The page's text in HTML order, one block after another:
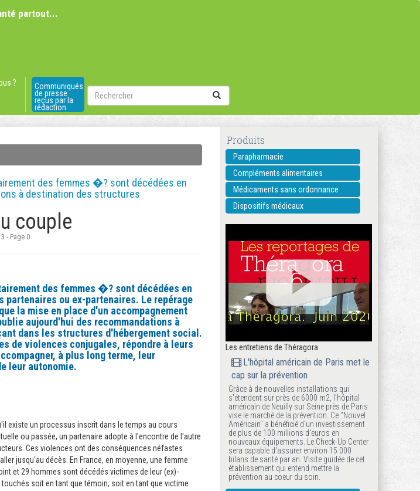
partout...
?
Communiqués
de presse
reçus par la
rédaction
Rechercher
des femmes �? sont décédées en
à destination des structures
couple
- Page 0
des femmes �? sont décédées en
ou ex-partenaires. Le repérage
la mise en place d'un accompagnement
aujourd'hui des recommandations à
dans les structures d'hébergement social.
de violences conjugales, répondre à leurs
à plus long terme, leur
leur autonomie.
existe un processus inscrit dans le temps au cours
ou passée, un partenaire adopte à l'encontre de l'autre
Ces violences ont des conséquences néfastes
jusqu'au décès. En France, en moyenne, une femme
et 29 hommes sont décédés victimes de leur (ex)-
soit en tant que témoin, soit en tant que victime
Produits
Parapharmacie
Compléments alimentaires
Médicaments sans ordonnance
Dispositifs médicaux
Les entretiens de Théragora
L'hôpital américain de Paris met le
cap sur la prévention
Grâce à de nouvelles installations qui
s'étendent sur près de 6000 m2, l'hôpital
américain de Neuilly sur Seine près de Paris
vise le marché de la prévention. Ce "Nouvel
Américain" a bénéficié d'un investissement
de plus de 100 millions d'euros en
nouveaux équipements. Le Check-Up Center
sera capable d'assurer environ 15 000
bilans de santé par an. Visite guidée de cet
établissement qui entend mettre la
prévention au coeur du soin.